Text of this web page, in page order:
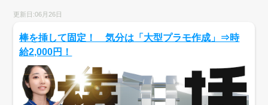
更新日:06月26日
棒を挿して固定！ 気分は「大型プラモ作成」⇒時
給2,000円！